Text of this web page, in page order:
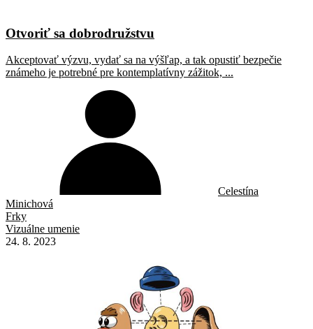
Otvoriť sa dobrodružstvu
Akceptovať výzvu, vydať sa na výšľap, a tak opustiť bezpečie
známeho je potrebné pre kontemplatívny zážitok, ...
Celestína
Minichová
Frky
Vizuálne umenie
24. 8. 2023